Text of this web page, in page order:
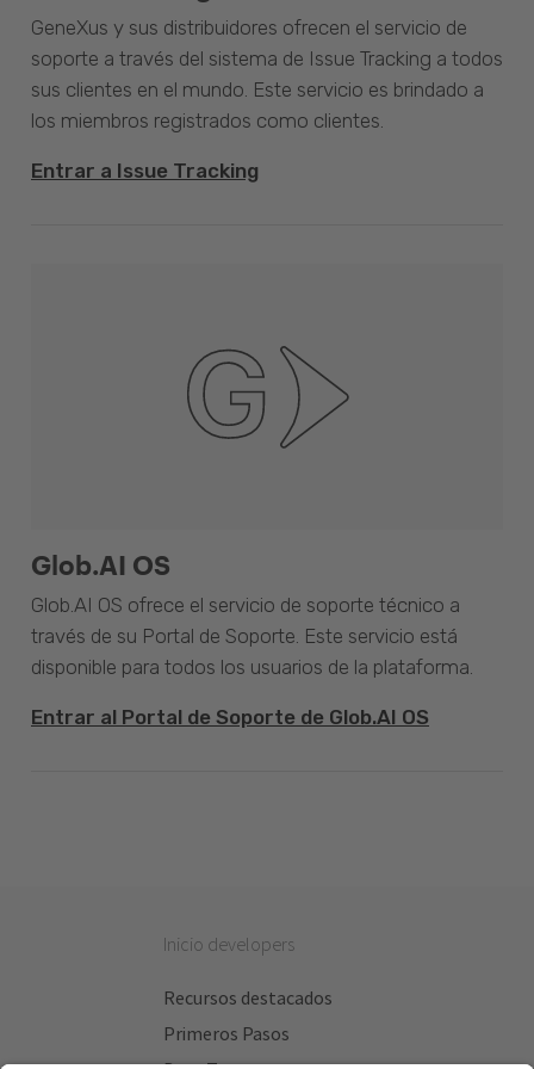
GeneXus y sus distribuidores ofrecen el servicio de
soporte a través del sistema de Issue Tracking a todos
sus clientes en el mundo. Este servicio es brindado a
los miembros registrados como clientes.
Entrar a Issue Tracking
Glob.AI OS
Glob.AI OS ofrece el servicio de soporte técnico a
través de su Portal de Soporte. Este servicio está
disponible para todos los usuarios de la plataforma.
Entrar al Portal de Soporte de Glob.AI OS
Inicio developers
Recursos destacados
Primeros Pasos